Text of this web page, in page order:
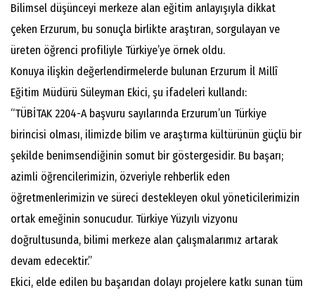
Bilimsel düşünceyi merkeze alan eğitim anlayışıyla dikkat
çeken Erzurum, bu sonuçla birlikte araştıran, sorgulayan ve
üreten öğrenci profiliyle Türkiye’ye örnek oldu.
Konuya ilişkin değerlendirmelerde bulunan Erzurum İl Millî
Eğitim Müdürü Süleyman Ekici, şu ifadeleri kullandı:
“TÜBİTAK 2204-A başvuru sayılarında Erzurum’un Türkiye
birincisi olması, ilimizde bilim ve araştırma kültürünün güçlü bir
şekilde benimsendiğinin somut bir göstergesidir. Bu başarı;
azimli öğrencilerimizin, özveriyle rehberlik eden
öğretmenlerimizin ve süreci destekleyen okul yöneticilerimizin
ortak emeğinin sonucudur. Türkiye Yüzyılı vizyonu
doğrultusunda, bilimi merkeze alan çalışmalarımız artarak
devam edecektir.”
Ekici, elde edilen bu başarıdan dolayı projelere katkı sunan tüm